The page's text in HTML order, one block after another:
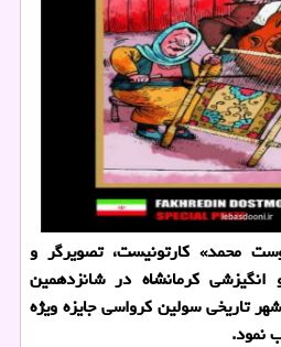
محمد» کارتونیست، تصویرگر و
کرمانشاه در شانزدهمین
تاریخی سولین کرواسی جایزه ویژه
نمود.